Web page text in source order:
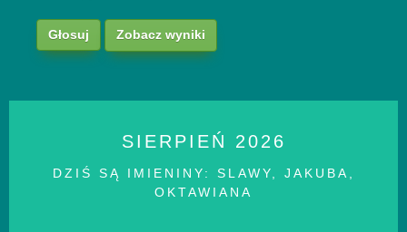
Zobacz wyniki
SIERPIEŃ 2026
DZIŚ SĄ IMIENINY: SLAWY, JAKUBA,
OKTAWIANA